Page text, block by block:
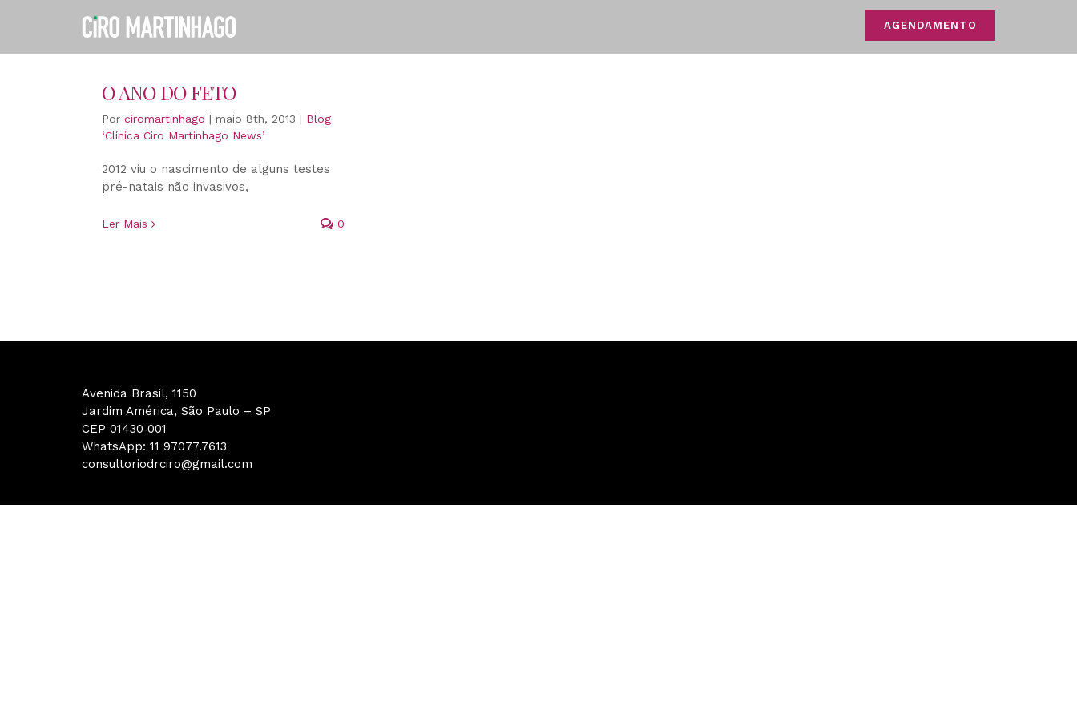
AGENDAMENTO
O ANO DO FETO
Por ciromartinhago | maio 8th, 2013 | Blog
‘Clínica Ciro Martinhago News’
2012 viu o nascimento de alguns testes
pré-natais não invasivos,
Ler Mais 0
Avenida Brasil, 1150
Jardim América, São Paulo – SP
CEP 01430‑001
WhatsApp: 11 97077.7613
consultoriodrciro@gmail.com